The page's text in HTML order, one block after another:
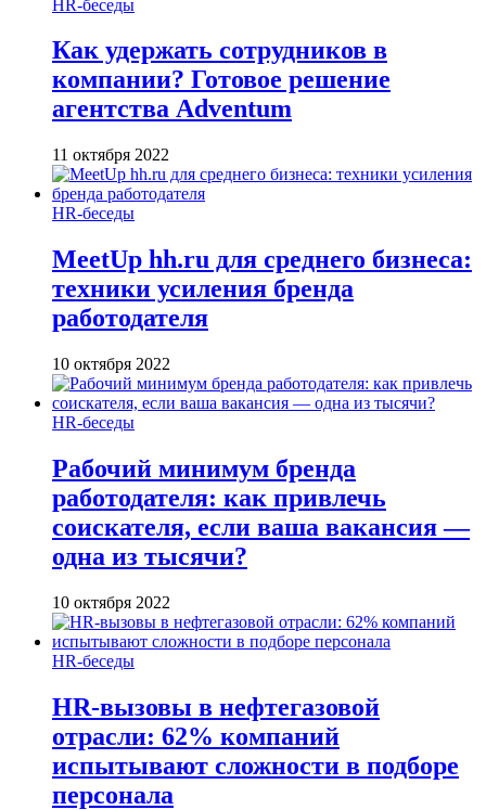
HR-беседы
Как удержать сотрудников в
компании? Готовое решение
агентства Adventum
11 октября 2022
HR-беседы
MeetUp hh.ru для среднего бизнеса:
техники усиления бренда
работодателя
10 октября 2022
HR-беседы
Рабочий минимум бренда
работодателя: как привлечь
соискателя, если ваша вакансия —
одна из тысячи?
10 октября 2022
HR-беседы
HR-вызовы в нефтегазовой
отрасли: 62% компаний
испытывают сложности в подборе
персонала